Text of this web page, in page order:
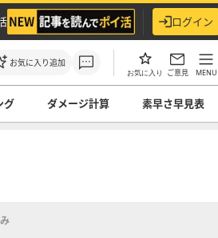
ログイン
お気に入り追加
お気に入り ご意見 MENU
グ ダメージ計算 素早さ早見表